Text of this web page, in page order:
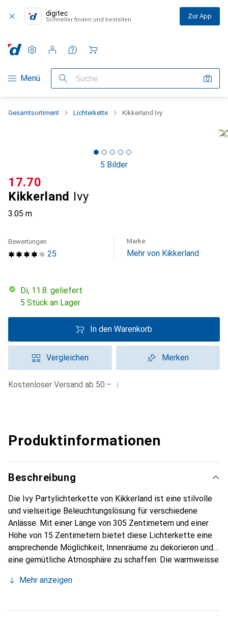
digitec
Schneller finden und bestellen Zur App
Navigation nach Kategorien
Menü Suche
Einstellungen
Kundenkonto
Vergleichslisten
Merklisten
Warenkorb
Gesamtsortiment Lichterkette Kikkerland Ivy
5 Bilder
Kikkerland Ivy
3.05 m
CHF
17.70
25
Bewertungen Marke
Mehr von Kikkerland
Di, 11.8. geliefert
5 Stück an Lager
In den Warenkorb
Vergleichen Merken
Kostenloser Versand ab 50.– i
Produktinformationen
Beschreibung
Die Ivy Partylichterkette von Kikkerland ist eine stilvolle
und vielseitige Beleuchtungslösung für verschiedene
Anlässe. Mit einer Länge von 305 Zentimetern und einer
Höhe von 15 Zentimetern bietet diese Lichterkette eine
ansprechende Möglichkeit, Innenräume zu dekorieren und
eine gemütliche Atmosphäre zu schaffen. Die warmweisse
die grüne Farbgebung der Lichterkette eine frische und
akkubetrieben, was eine flexible Platzierung ohne
Mehr anzeigen